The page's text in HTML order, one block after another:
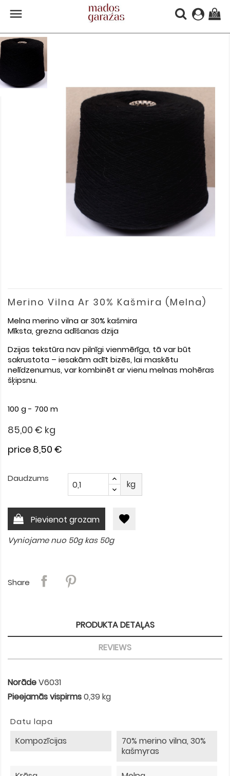
 (0)
Merino Vilna Ar 30% Kašmira (melna)
Melna merino vilna ar 30% kašmira
Mīksta, grezna adīšanas dzija
Dzijas tekstūra nav pilnīgi vienmērīga, tā var būt
sakrustota – iesakām adīt bizēs, lai maskētu
nelīdzenumus, var kombinēt ar vienu melnas mohēras
šķipsnu.
100 g - 700 m
85,00 € kg
price 8,50 €
Daudzums
kg
Pievienot grozam favorite
Vyniojame nuo 50g kas 50g
Share
PRODUKTA DETAĻAS
REVIEWS
NorādeV6031
Pieejamās vispirms0,39 kg
Datu lapa
Kompozīcijas
70% merino vilna, 30%
kašmyras